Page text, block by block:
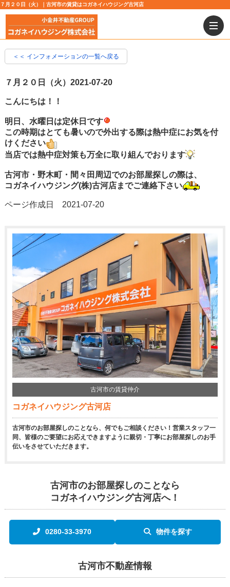
７月２０日（火）｜古河市の賃貸はコガネイハウジング古河店
＜＜ インフォメーションの一覧へ戻る
７月２０日（火） 2021-07-20
こんにちは！！
明日、水曜日は定休日です
この時期はとても暑いので外出する際は熱中症にお気を付
けください
当店では熱中症対策も万全に取り組んでおります
古河市・野木町・間々田周辺でのお部屋探しの際は、
コガネイハウジング(株)古河店までご連絡下さい
ページ作成日 2021-07-20
古河市の賃貸仲介
コガネイハウジング古河店
古河市のお部屋探しのことなら、何でもご相談ください！営業スタッフ一
同、皆様のご要望にお応えできますように親切・丁寧にお部屋探しのお手
伝いをさせていただきます。
古河市のお部屋探しのことなら
コガネイハウジング古河店へ！
0280-33-3970 物件を探す
古河市不動産情報